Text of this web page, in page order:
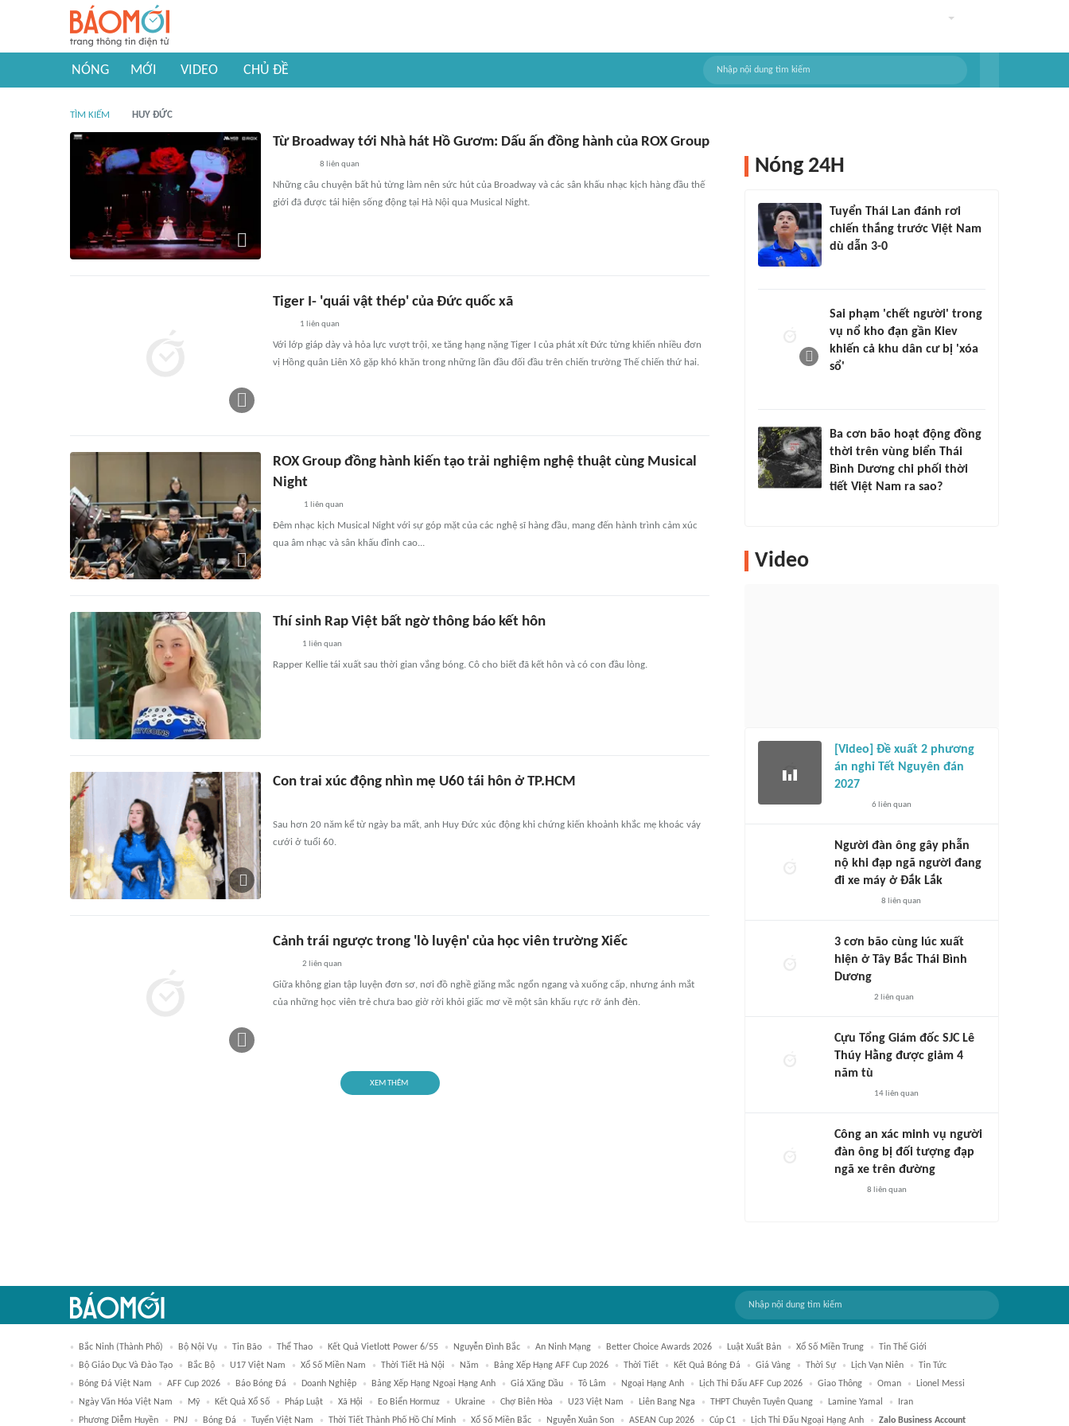
NÓNG MỚI VIDEO CHỦ ĐỀ
TÌM KIẾM HUY ĐỨC
Từ Broadway tới Nhà hát Hồ Gươm: Dấu ấn đồng hành của ROX Group
8 liên quan
Những câu chuyện bất hủ từng làm nên sức hút của Broadway và các sân khấu nhạc kịch hàng đầu thế
giới đã được tái hiện sống động tại Hà Nội qua Musical Night.
Tiger I- 'quái vật thép' của Đức quốc xã
1 liên quan
Với lớp giáp dày và hỏa lực vượt trội, xe tăng hạng nặng Tiger I của phát xít Đức từng khiến nhiều đơn
vị Hồng quân Liên Xô gặp khó khăn trong những lần đầu đối đầu trên chiến trường Thế chiến thứ hai.
ROX Group đồng hành kiến tạo trải nghiệm nghệ thuật cùng Musical
Night
1 liên quan
Đêm nhạc kịch Musical Night với sự góp mặt của các nghệ sĩ hàng đầu, mang đến hành trình cảm xúc
qua âm nhạc và sân khấu đỉnh cao...
Thí sinh Rap Việt bất ngờ thông báo kết hôn
1 liên quan
Rapper Kellie tái xuất sau thời gian vắng bóng. Cô cho biết đã kết hôn và có con đầu lòng.
Con trai xúc động nhìn mẹ U60 tái hôn ở TP.HCM
Sau hơn 20 năm kể từ ngày ba mất, anh Huy Đức xúc động khi chứng kiến khoảnh khắc mẹ khoác váy
cưới ở tuổi 60.
Cảnh trái ngược trong 'lò luyện' của học viên trường Xiếc
2 liên quan
Giữa không gian tập luyện đơn sơ, nơi đồ nghề giăng mắc ngổn ngang và xuống cấp, nhưng ánh mắt
của những học viên trẻ chưa bao giờ rời khỏi giấc mơ về một sân khấu rực rỡ ánh đèn.
XEM THÊM
Nóng 24H
Tuyển Thái Lan đánh rơi
chiến thắng trước Việt Nam
dù dẫn 3-0
Sai phạm 'chết người' trong
vụ nổ kho đạn gần Kiev
khiến cả khu dân cư bị 'xóa
sổ'
Ba cơn bão hoạt động đồng
thời trên vùng biển Thái
Bình Dương chi phối thời
tiết Việt Nam ra sao?
Video
[Video] Đề xuất 2 phương
án nghỉ Tết Nguyên đán
2027
6 liên quan
Người đàn ông gây phẫn
nộ khi đạp ngã người đang
đi xe máy ở Đắk Lắk
8 liên quan
3 cơn bão cùng lúc xuất
hiện ở Tây Bắc Thái Bình
Dương
2 liên quan
Cựu Tổng Giám đốc SJC Lê
Thúy Hằng được giảm 4
năm tù
14 liên quan
Công an xác minh vụ người
đàn ông bị đối tượng đạp
ngã xe trên đường
8 liên quan
Bắc Ninh (thành Phố) Bộ Nội Vụ Tin Bão Thể Thao Kết Quả Vietlott Power 6/55 Nguyễn Đình Bắc An Ninh Mạng Better Choice Awards 2026 Luật Xuất Bản Xổ Số Miền Trung
Tin Thế Giới
Bộ Giáo Dục Và Đào Tạo
Bắc Bộ U17 Việt Nam Xổ Số Miền Nam Thời Tiết Hà Nội Năm Bảng Xếp Hạng AFF Cup 2026 Thời Tiết Kết Quả Bóng Đá Giá Vàng Thời Sự Lịch Vạn Niên
Tin Tức
Bóng Đá Việt Nam
AFF Cup 2026 Báo Bóng Đá Doanh Nghiệp Bảng Xếp Hạng Ngoại Hạng Anh Giá Xăng Dầu Tô Lâm Ngoại Hạng Anh Lịch Thi Đấu AFF Cup 2026 Giao Thông Oman
Lionel Messi
Ngày Văn Hóa Việt Nam
Mỹ Kết Quả Xổ Số Pháp Luật Xã Hội Eo Biển Hormuz Ukraine Chợ Biên Hòa U23 Việt Nam Liên Bang Nga THPT Chuyên Tuyên Quang Lamine Yamal
Iran
Phương Diễm Huyền
PNJ Bóng Đá Tuyển Việt Nam Thời Tiết Thành Phố Hồ Chí Minh Xổ Số Miền Bắc Nguyễn Xuân Son ASEAN Cup 2026 Cúp C1 Lịch Thi Đấu Ngoại Hạng Anh Zalo Business Account